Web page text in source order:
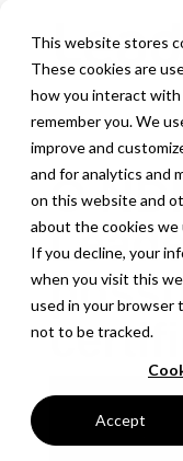
This website stores
These cookies are
how you interact
remember you. We
improve and
and for analytics and
on this website and
about the cookies we
If you decline, your
when you visit this
used in your browser
not to be tracked.
Accept
O